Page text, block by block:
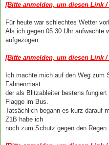
i
t
a
[Bitte anmelden, um diesen Link
Für heute war schlechtes Wetter
Als ich gegen 05.30 Uhr aufwachte
aufgezogen.
[Bitte anmelden, um diesen Link
Ich machte mich auf den Weg zum
Fahnenmast
der als Blitzableiter bestens
Flagge im Bus.
Tatsächlich begann es kurz darauf
Z1B habe ich
noch zum Schutz gegen den